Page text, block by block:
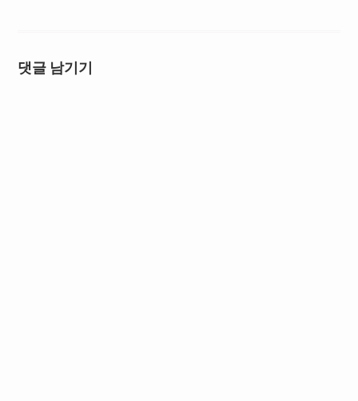
댓글 남기기